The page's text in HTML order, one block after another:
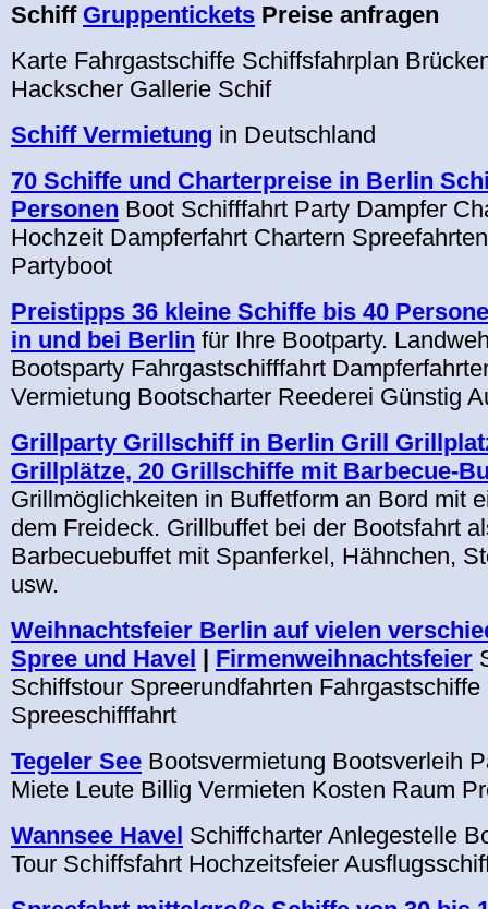
Schiff Gruppentickets Preise anfragen
Karte Fahrgastschiffe Schiffsfahrplan
Hackscher Gallerie Schif
Schiff Vermietung in Deutschland
70 Schiffe und Charterpreise in Berlin
Personen Boot Schifffahrt Party Dampfer
Hochzeit Dampferfahrt Chartern
Partyboot
Preistipps 36 kleine Schiffe bis 40
in und bei Berlin für Ihre Bootparty.
Bootsparty Fahrgastschifffahrt
Vermietung Bootscharter Reederei Günstig
Grillparty Grillschiff in Berlin Grill
Grillplätze, 20 Grillschiffe mit Barbecue-
Grillmöglichkeiten in Buffetform an Bord mit
dem Freideck. Grillbuffet bei der Bootsfahrt
Barbecuebuffet mit Spanferkel, Hähnchen,
usw.
Weihnachtsfeier Berlin auf vielen
Spree und Havel | Firmenweihnachtsfeier
Schiffstour Spreerundfahrten
Spreeschifffahrt
Tegeler See Bootsvermietung Bootsverleih
Miete Leute Billig Vermieten Kosten Raum
Wannsee Havel Schiffcharter Anlegestelle
Tour Schiffsfahrt Hochzeitsfeier